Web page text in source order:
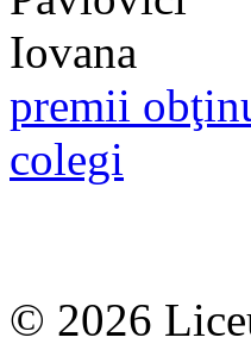
premii
colegi
© 2026